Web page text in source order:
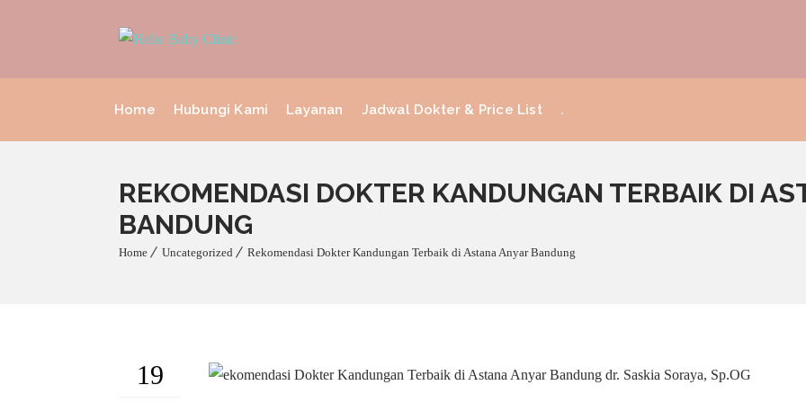
Home Hubungi Kami Layanan Jadwal Dokter & Price List .
REKOMENDASI DOKTER KANDUNGAN TERBAIK DI
BANDUNG
Home Uncategorized Rekomendasi Dokter Kandungan Terbaik di Astana Anyar Bandung
19